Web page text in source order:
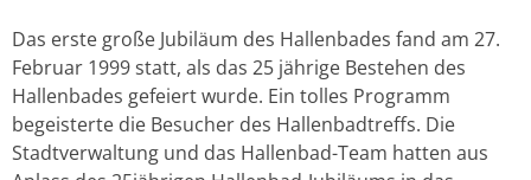
Das erste große Jubiläum des Hallenbades fand am 27.
Februar 1999 statt, als das 25 jährige Bestehen des
Hallenbades gefeiert wurde. Ein tolles Programm
begeisterte die Besucher des Hallenbadtreffs. Die
Stadtverwaltung und das Hallenbad-Team hatten aus